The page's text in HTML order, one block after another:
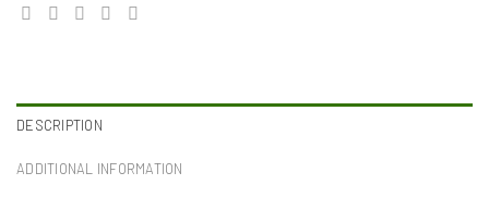
DESCRIPTION
ADDITIONAL INFORMATION